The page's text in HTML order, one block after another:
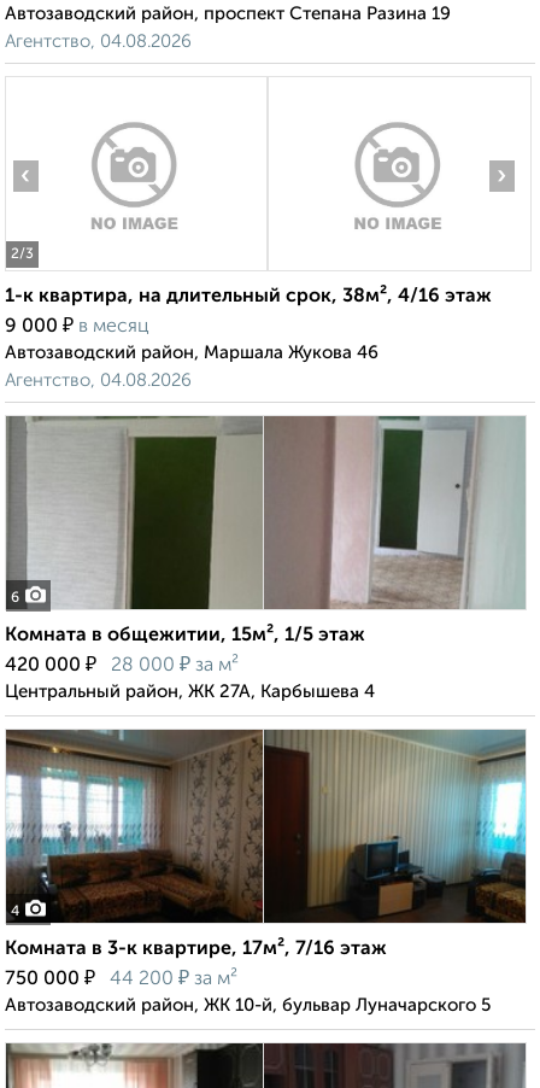
Автозаводский район, проспект Степана Разина 19
Агентство, 04.08.2026
2/3
‹ ›
1-к квартира, на длительный срок, 38м², 4/16 этаж
9 000 ₽ в месяц
Автозаводский район, Маршала Жукова 46
Агентство, 04.08.2026
6
Комната в общежитии, 15м², 1/5 этаж
420 000 ₽ 28 000 ₽ за м²
Центральный район, ЖК 27А, Карбышева 4
4
Комната в 3-к квартире, 17м², 7/16 этаж
750 000 ₽ 44 200 ₽ за м²
Автозаводский район, ЖК 10-й, бульвар Луначарского 5